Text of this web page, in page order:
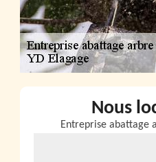
Nous
Entreprise abattage